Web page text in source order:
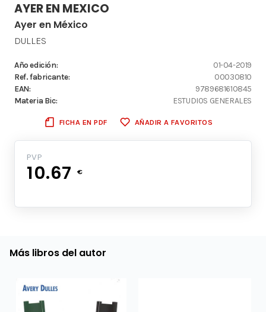
AYER EN MEXICO
Ayer en México
DULLES
Año edición:
01-04-2019
Ref. fabricante:
00030810
EAN:
9789681610845
Materia Bic:
ESTUDIOS GENERALES
FICHA EN PDF AÑADIR A FAVORITOS
PVP
10.67 €
Más libros del autor